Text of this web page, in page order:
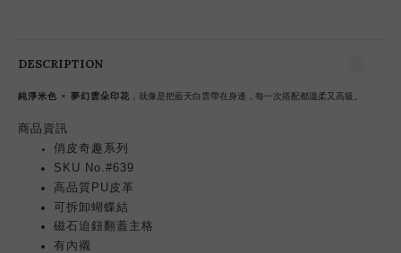
DESCRIPTION
純淨米色 × 夢幻雲朵印花 ，就像是把藍天白雲帶在身邊，每一次搭配都溫柔又高級。
商品 資訊
俏皮奇趣系列
SKU No.#639
高品質PU皮革
可拆卸蝴蝶結
磁石迫鈕翻蓋 主格
有內襯